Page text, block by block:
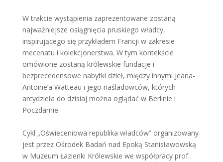
W trakcie wystąpienia zaprezentowane zostaną
najważniejsze osiągnięcia pruskiego władcy,
inspirującego się przykładem Francji w zakresie
mecenatu i kolekcjonerstwa. W tym kontekście
omówione zostaną królewskie fundacje i
bezprecedensowe nabytki dzieł, między innymi Jeana-
Antoine’a Watteau i jego naśladowców, których
arcydzieła do dzisiaj można oglądać w Berlinie i
Poczdamie.
Cykl „Oświeceniowa republika władców” organizowany
jest przez Ośrodek Badań nad Epoką Stanisławowską
w Muzeum Łazienki Królewskie we współpracy prof.